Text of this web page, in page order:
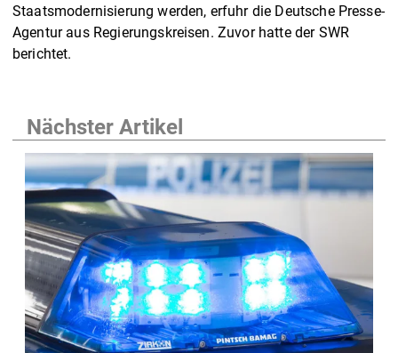
Staatsmodernisierung werden, erfuhr die Deutsche Presse-
Agentur aus Regierungskreisen. Zuvor hatte der SWR
berichtet.
Nächster Artikel